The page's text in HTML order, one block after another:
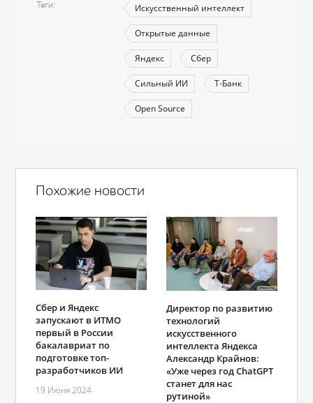
Теги Искусственный интеллект
Открытые данные
Яндекс Сбер
Сильный ИИ Т-Банк
Open Source
Похожие новости
Сбер и Яндекс
запускают в ИТМО
первый в России
бакалавриат по
подготовке топ-
разработчиков ИИ
19 Июня 2024
Директор по развитию
технологий
искусственного
интеллекта Яндекса
Александр Крайнов:
«Уже через год ChatGPT
станет для нас
рутиной»